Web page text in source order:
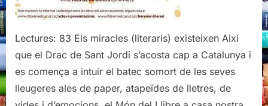
El
Cucut)
Lectures: 83 Els miracles (literaris) existeixen Així
que el Drac de Sant Jordi s’acosta cap a Catalunya i
es comença a intuir el batec somort de les seves
lleugeres ales de paper, atapeïdes de lletres, de